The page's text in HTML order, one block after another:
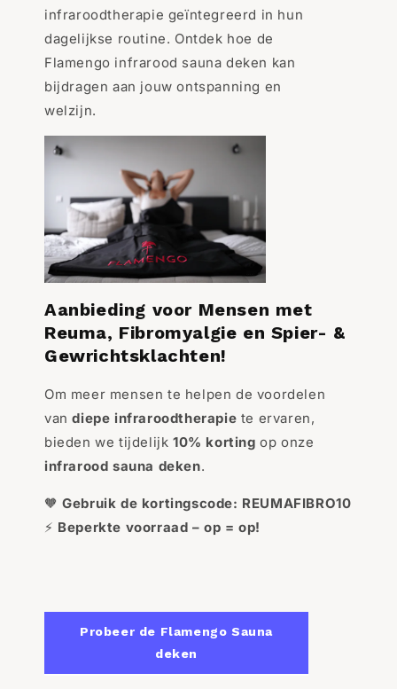
infraroodtherapie geïntegreerd in hun
dagelijkse routine. Ontdek hoe de
Flamengo infrarood sauna deken kan
bijdragen aan jouw ontspanning en
welzijn.
Aanbieding voor Mensen met
Reuma, Fibromyalgie en Spier- &
Gewrichtsklachten!
Om meer mensen te helpen de voordelen
vandiepe infraroodtherapie te ervaren,
bieden we tijdelijk 10% korting op onze
infrarood sauna deken.
🧡Gebruik de kortingscode: REUMAFIBRO10
⚡ Beperkte voorraad – op = op!
Probeer de Flamengo Sauna
deken